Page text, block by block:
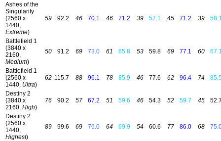
Ashes of the
Singularity
(2560 x
1440,
Extreme)
59 92.2 46 70.1 46 71.2 39 57.1 45 71.2 39
Battlefield 1
(3840 x
2160,
Medium)
50 91.2 69 73.0 61 65.8 53 59.8 69 77.1 60
Battlefield 1
(2560 x
1440, Ultra)
62 115.7 88 96.1 78 85.9 46 77.6 62 96.4 74
Destiny 2
(3840 x
2160, High)
76 90.2 57 67.2 51 59.6 46 54.3 52 59.7 45
Destiny 2
(2560 x
1440,
Highest)
89 99.6 69 76.0 64 69.9 54 60.6 77 86.0 68